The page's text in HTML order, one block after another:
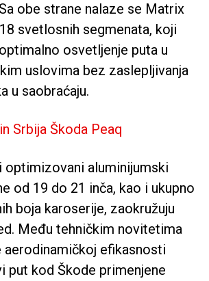
obe strane nalaze se Matrix
svetlosnih segmenata, koji
osvetljenje puta u
uslovima bez zaslepljivanja
u saobraćaju.
optimizovani aluminijumski
od 19 do 21 inča, kao i ukupno
boja karoserije, zaokružuju
Među tehničkim novitetima
efikasnosti
put kod Škode primenjene